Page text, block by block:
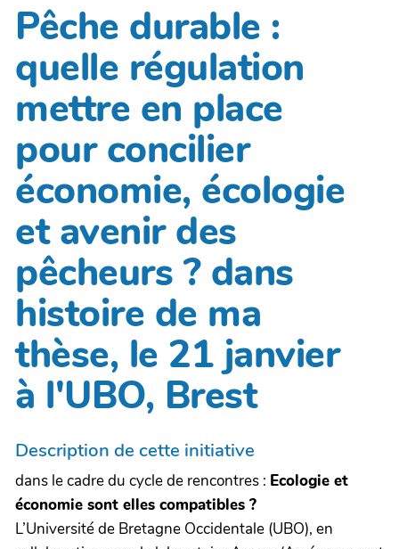
Pêche durable :
quelle régulation
mettre en place
pour concilier
économie, écologie
et avenir des
pêcheurs ? dans
histoire de ma
thèse, le 21 janvier
à l'UBO, Brest
Description de cette initiative
dans le cadre du cycle de rencontres : Ecologie et
économie sont elles compatibles ?
L’Université de Bretagne Occidentale (UBO), en